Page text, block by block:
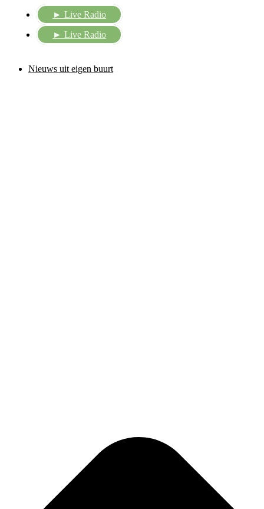
► Live Radio
► Live Radio
Nieuws uit eigen buurt